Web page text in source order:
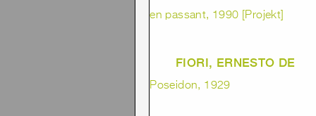
en passant, 1990 [Projekt]
FIORI, ERNESTO DE
Poseidon, 1929